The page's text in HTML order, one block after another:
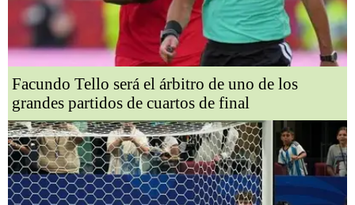
Facundo Tello será el árbitro de uno de los
grandes partidos de cuartos de final